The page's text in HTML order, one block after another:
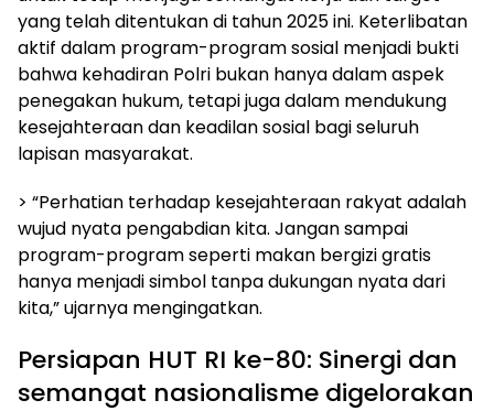
yang telah ditentukan di tahun 2025 ini. Keterlibatan
aktif dalam program-program sosial menjadi bukti
bahwa kehadiran Polri bukan hanya dalam aspek
penegakan hukum, tetapi juga dalam mendukung
kesejahteraan dan keadilan sosial bagi seluruh
lapisan masyarakat.
> “Perhatian terhadap kesejahteraan rakyat adalah
wujud nyata pengabdian kita. Jangan sampai
program-program seperti makan bergizi gratis
hanya menjadi simbol tanpa dukungan nyata dari
kita,” ujarnya mengingatkan.
Persiapan HUT RI ke-80: Sinergi dan
semangat nasionalisme digelorakan